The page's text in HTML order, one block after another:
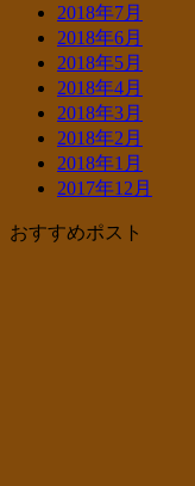
2018年7月
2018年6月
2018年5月
2018年4月
2018年3月
2018年2月
2018年1月
2017年12月
おすすめポスト